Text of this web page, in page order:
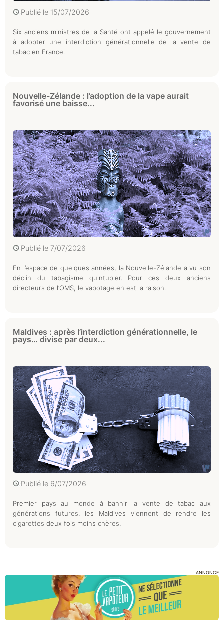
Publié le 15/07/2026
Six anciens ministres de la Santé ont appelé le gouvernement
à adopter une interdiction générationnelle de la vente de
tabac en France.
Nouvelle-Zélande : l’adoption de la vape aurait
favorisé une baisse...
Publié le 7/07/2026
En l’espace de quelques années, la Nouvelle-Zélande a vu son
déclin du tabagisme quintupler. Pour ces deux anciens
directeurs de l’OMS, le vapotage en est la raison.
Maldives : après l’interdiction générationnelle, le
pays… divise par deux...
Publié le 6/07/2026
Premier pays au monde à bannir la vente de tabac aux
générations futures, les Maldives viennent de rendre les
cigarettes deux fois moins chères.
ANNONCE